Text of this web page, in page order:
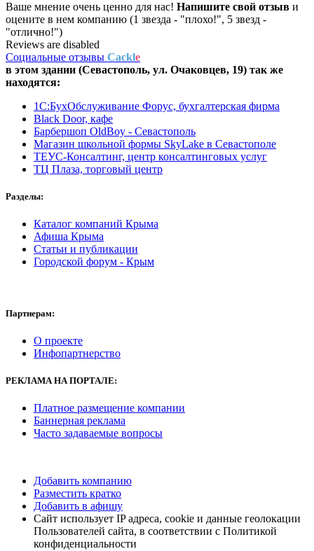
Ваше мнение очень ценно для нас! Напишите свой отзыв и
оцените в нем компанию (1 звезда - "плохо!", 5 звезд -
"отлично!")
Reviews are disabled
Социальные отзывы Cackle
в этом здании (Севастополь, ул. Очаковцев, 19) так же
находятся:
1С:БухОбслуживание Форус, бухгалтерская фирма
Black Door, кафе
Барбершоп OldBoy - Севастополь
Магазин школьной формы SkyLake в Севастополе
ТЕУС-Консалтинг, центр консалтинговых услуг
ТЦ Плаза, торговый центр
Разделы:
Каталог компаний Крыма
Афиша Крыма
Статьи и публикации
Городской форум - Крым
Партнерам:
О проекте
Инфопартнерство
РЕКЛАМА НА ПОРТАЛЕ:
Платное размещение компании
Баннерная реклама
Часто задаваемые вопросы
Добавить компанию
Разместить кратко
Добавить в афишу
Сайт использует IP адреса, cookie и данные геолокации
Пользователей сайта, в соответствии с Политикой
конфиденциальности